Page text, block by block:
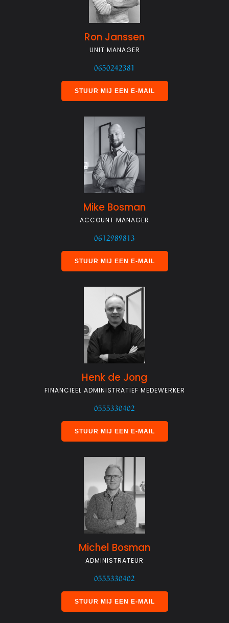
Ron Janssen
UNIT MANAGER
0650242381
STUUR MIJ EEN E-MAIL
Mike Bosman
ACCOUNT MANAGER
0612989813
STUUR MIJ EEN E-MAIL
Henk de Jong
FINANCIEEL ADMINISTRATIEF MEDEWERKER
0555330402
STUUR MIJ EEN E-MAIL
Michel Bosman
ADMINISTRATEUR
0555330402
STUUR MIJ EEN E-MAIL